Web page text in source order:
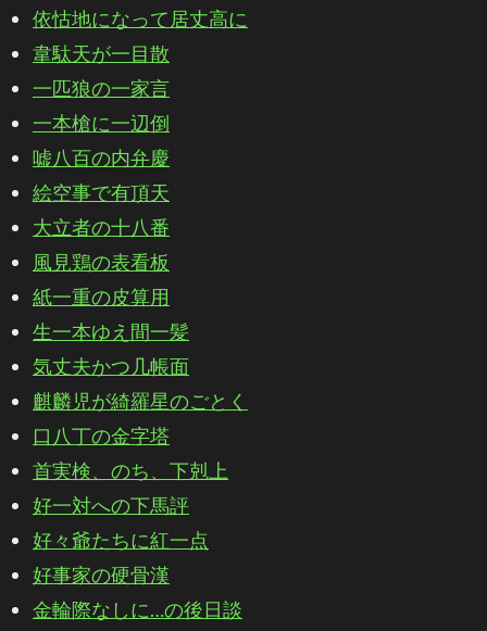
依怙地になって居丈高に
韋駄天が一目散
一匹狼の一家言
一本槍に一辺倒
嘘八百の内弁慶
絵空事で有頂天
大立者の十八番
風見鶏の表看板
紙一重の皮算用
生一本ゆえ間一髪
気丈夫かつ几帳面
麒麟児が綺羅星のごとく
口八丁の金字塔
首実検、のち、下剋上
好一対への下馬評
好々爺たちに紅一点
好事家の硬骨漢
金輪際なしに…の後日談